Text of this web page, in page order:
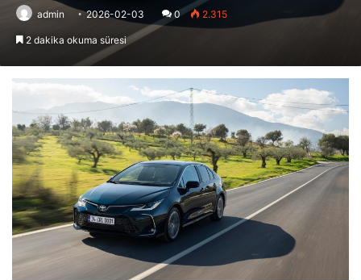
admin 2026-02-03 0 2.315
2 dakika okuma süresi